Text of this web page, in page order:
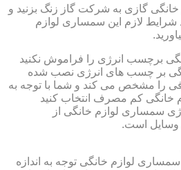
گازی به شرکت گاز زنگ بزنید و
شرایط لازم این سمساری لوازم
برچسب انرژی را فراموش نکنید
بر چسب های انرژی نصب شده
را مشخص می کند و شما با توجه به
خانگی کم مصرف انتخاب کنید
سمساری لوازم خانگی از
وسایل است.
لوازم خانگی توجه به اندازه